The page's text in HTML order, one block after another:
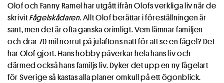
Olof och Fanny Ramel har utgått ifrån Olofs verkliga liv när de
skrivitFågelskådaren.Allt Olof berättar i föreställningen är
sant, men det är ofta ganska orimligt. Vem lämnar familjen
och drar 70 mil norrut på julaftons natt för att se en fågel? Det
har Olof gjort. Hans hobby påverkar hela hans liv och
därmed också hans familjs liv. Dyker det upp en ny fågelart
för Sverige så kastas alla planer omkull på ett ögonblick.